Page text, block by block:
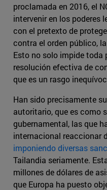
proclamada en 2016, el
intervenir en los poderes
con el pretexto de
contra el orden público,
Esto no solo impide
resolución efectiva de
que es un rasgo
Han sido precisamente
autoritario, que es como
gubernamental, las que
internacional reaccionar
imponiendo diversas
Tailandia seriamente.
millones de dólares de
que Europa ha puesto